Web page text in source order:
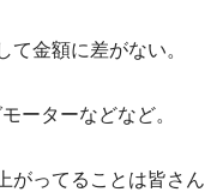
金額に差がない。
ーターなどなど。
がってることは皆さん